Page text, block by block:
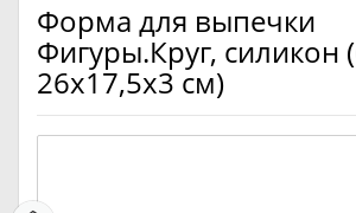
Форма для выпечки
Фигуры.Круг, силикон
26х17,5х3 см)